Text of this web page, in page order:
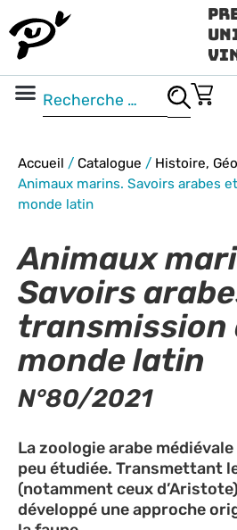
Accueil / Catalogue / Histoire,
Animaux marins. Savoirs arabes
monde latin
Animaux
Savoirs
transmission
monde latin
N°80/2021
La zoologie arabe
peu étudiée. Transmettant
(notamment ceux
développé une approche